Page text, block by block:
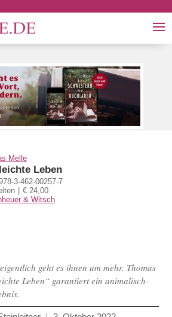
Melle
Leben
3-462-00257-7
€ 24,00
& Witsch
geht es ihnen um mehr. Thomas
Leben“ garantiert ein animalisch-